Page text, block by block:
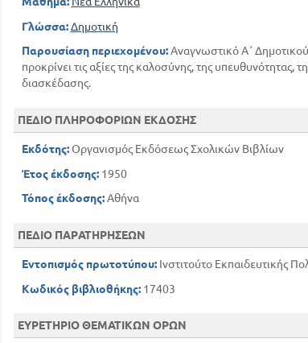
Γλώσσα: Δημοτική
Παρουσίαση περιεχομένου:Αναγνωστικό Α΄ Δημοτικού
προκρίνει τις αξίες της καλοσύνης, της υπευθυνότητας,
διασκέδασης.
ΠΕΔΙΟ ΠΛΗΡΟΦΟΡΙΩΝ ΕΚΔΟΣΗΣ
Εκδότης:Οργανισμός Εκδόσεως Σχολικών Βιβλίων
Έτος έκδοσης:1950
Τόπος έκδοσης:Αθήνα
ΠΕΔΙΟ ΠΑΡΑΤΗΡΗΣΕΩΝ
Εντοπισμός πρωτοτύπου:Ινστιτούτο Εκπαιδευτικής
Κωδικός βιβλιοθήκης:17403
ΕΥΡΕΤΗΡΙΟ ΘΕΜΑΤΙΚΩΝ ΟΡΩΝ